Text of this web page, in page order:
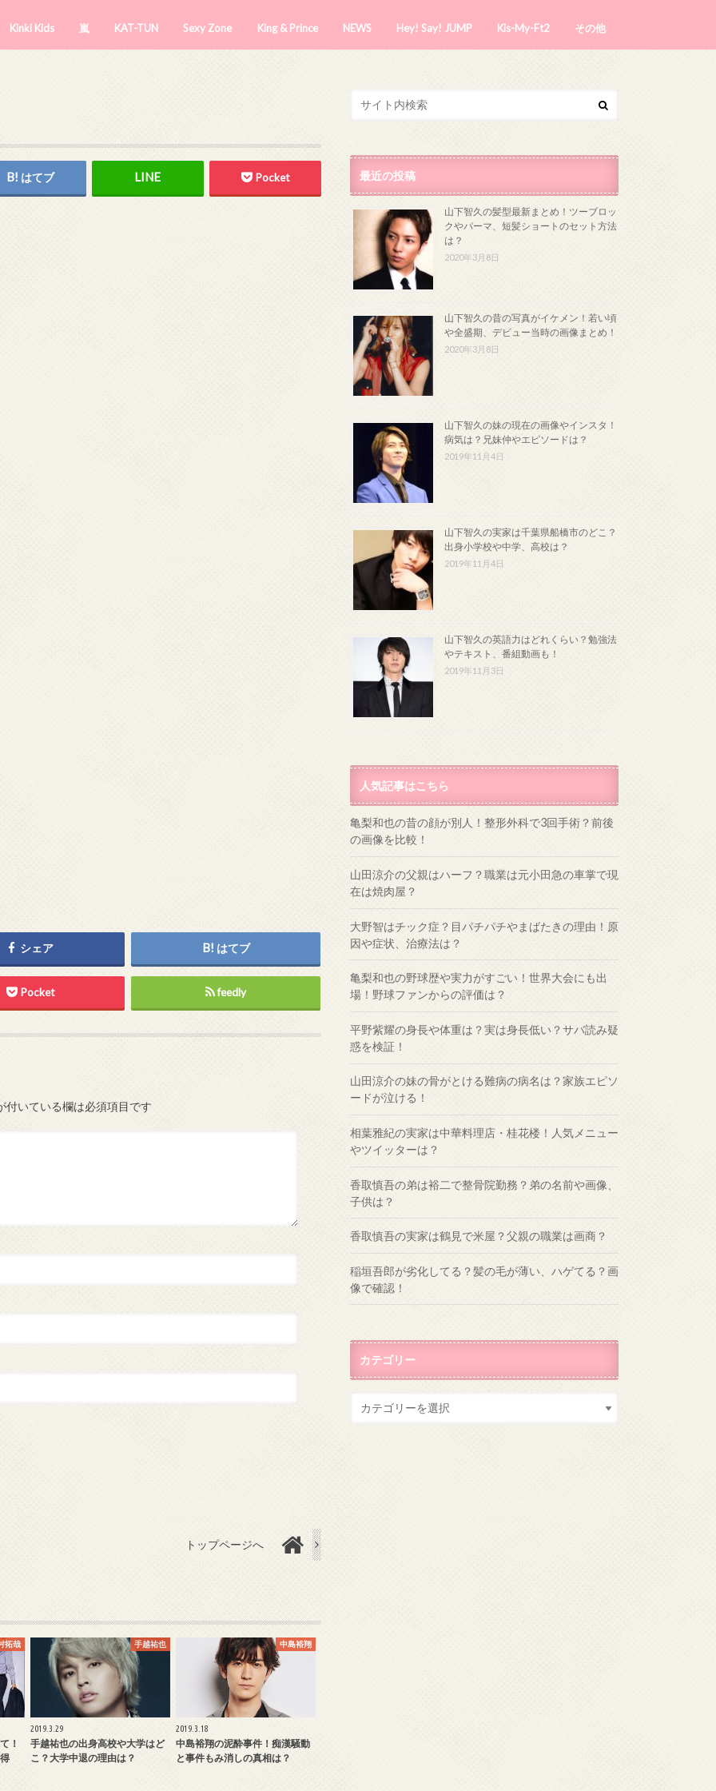
Kinki Kids 嵐 KAT-TUN Sexy Zone King & Prince NEWS Hey! Say! JUMP Kis-My-Ft2 その他
はてブ Pocket
シェア はてブ
Pocket feedly
付いている欄は必須項目です
トップページへ
拓哉
！
手越祐也
2019.3.29
手越祐也の出身高校や大学はど
こ？大学中退の理由は？
中島裕翔
2019.3.18
中島裕翔の泥酔事件！痴漢騒動
と事件もみ消しの真相は？
最近の投稿
山下智久の髪型最新まとめ！ツーブロッ
クやパーマ、短髪ショートのセット方法
は？
2020年3月8日
山下智久の昔の写真がイケメン！若い頃
や全盛期、デビュー当時の画像まとめ！
2020年3月8日
山下智久の妹の現在の画像やインスタ！
病気は？兄妹仲やエピソードは？
2019年11月4日
山下智久の実家は千葉県船橋市のどこ？
出身小学校や中学、高校は？
2019年11月4日
山下智久の英語力はどれくらい？勉強法
やテキスト、番組動画も！
2019年11月3日
人気記事はこちら
亀梨和也の昔の顔が別人！整形外科で3回手術？前後
の画像を比較！
山田涼介の父親はハーフ？職業は元小田急の車掌で現
在は焼肉屋？
大野智はチック症？目パチパチやまばたきの理由！原
因や症状、治療法は？
亀梨和也の野球歴や実力がすごい！世界大会にも出
場！野球ファンからの評価は？
平野紫耀の身長や体重は？実は身長低い？サバ読み疑
惑を検証！
山田涼介の妹の骨がとける難病の病名は？家族エピソ
ードが泣ける！
相葉雅紀の実家は中華料理店・桂花楼！人気メニュー
やツイッターは？
香取慎吾の弟は裕二で整骨院勤務？弟の名前や画像、
子供は？
香取慎吾の実家は鶴見で米屋？父親の職業は画商？
稲垣吾郎が劣化してる？髪の毛が薄い、ハゲてる？画
像で確認！
カテゴリー